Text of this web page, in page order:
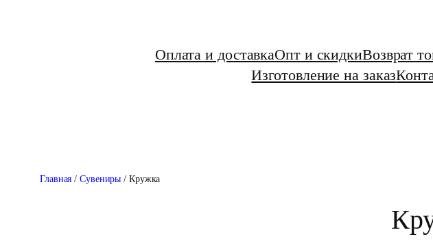
Оплата и доставкаОпт и скидкиВозврат
Изготовление на заказ
Главная /Сувениры / Кружка